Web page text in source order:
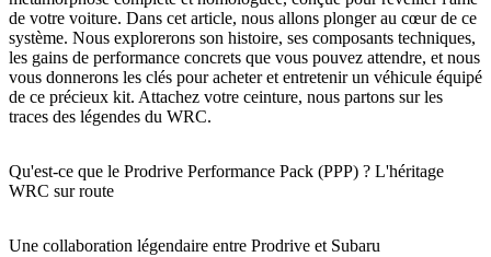
de votre voiture. Dans cet article, nous allons plonger au cœur de ce
système. Nous explorerons son histoire, ses composants techniques,
les gains de performance concrets que vous pouvez attendre, et nous
vous donnerons les clés pour acheter et entretenir un véhicule équipé
de ce précieux kit. Attachez votre ceinture, nous partons sur les
traces des légendes du WRC.
Qu'est-ce que le Prodrive Performance Pack (PPP) ? L'héritage
WRC sur route
Une collaboration légendaire entre Prodrive et Subaru